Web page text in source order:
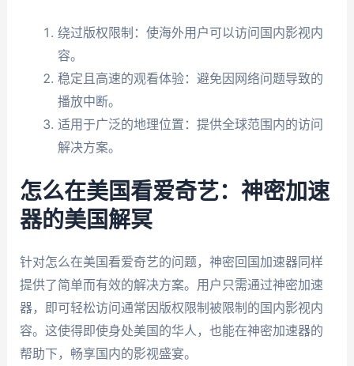
绕过版权限制：使海外用户可以访问国内影视内
容。
稳定且高速的观看体验：避免因网络问题导致的
播放中断。
适用于广泛的地理位置：提供全球范围内的访问
解决方案。
怎么在美国看爱奇艺：神密加速
器的美国解冥
针对怎么在美国看爱奇艺的问题，神密回国加速器同样
提供了简单而有效的解决方案。用户只需通过神密加速
器，即可轻松访问通常因版权限制被限制的国内影视内
容。这使得即使身处美国的华人，也能在神密加速器的
帮助下，畅享国内的影视盛宴。